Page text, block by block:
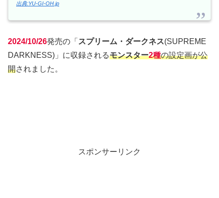
出典:YU-GI-OH.jp
2024/10/26発売の「 スプリーム・ダークネス(SUPREME
DARKNESS)」に収録されるモンスター2種の設定画が公
開されました。
スポンサーリンク